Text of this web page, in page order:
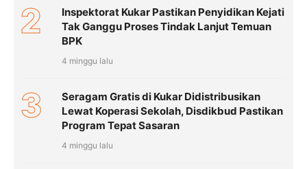
2
Inspektorat Kukar Pastikan Penyidikan Kejati
Tak Ganggu Proses Tindak Lanjut Temuan
BPK
4 minggu lalu
3
Seragam Gratis di Kukar Didistribusikan
Lewat Koperasi Sekolah, Disdikbud Pastikan
Program Tepat Sasaran
4 minggu lalu